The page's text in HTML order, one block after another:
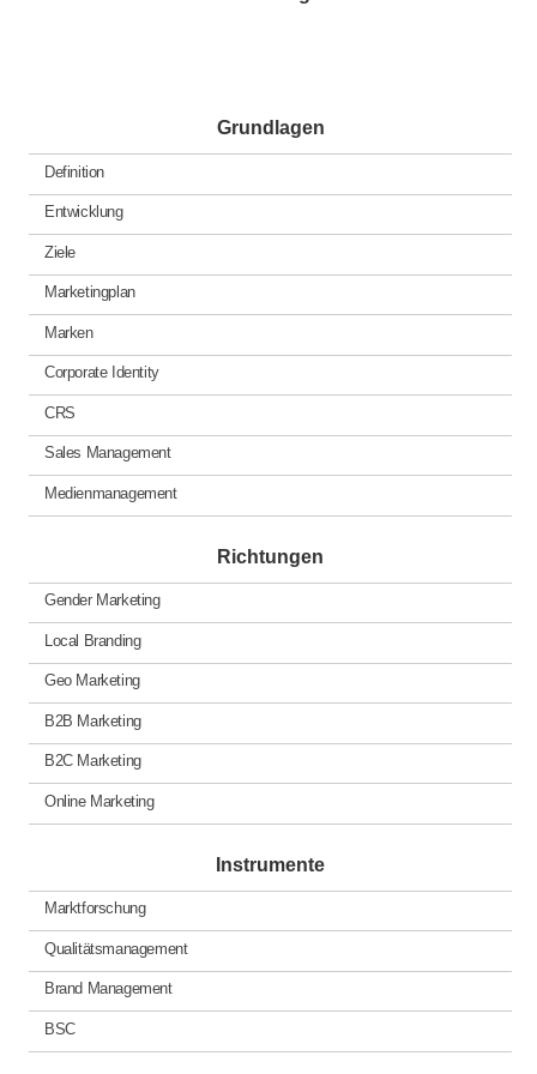
Grundlagen
Definition
Entwicklung
Ziele
Marketingplan
Marken
Corporate Identity
CRS
Sales Management
Medienmanagement
Richtungen
Gender Marketing
Local Branding
Geo Marketing
B2B Marketing
B2C Marketing
Online Marketing
Instrumente
Marktforschung
Qualitätsmanagement
Brand Management
BSC